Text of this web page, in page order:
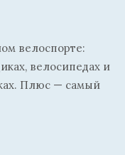
велоспорте:
велосипедах и
Плюс — самый